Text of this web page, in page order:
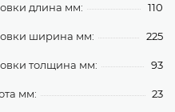
длина мм: 110
ширина мм: 225
толщина мм: 93
мм: 23